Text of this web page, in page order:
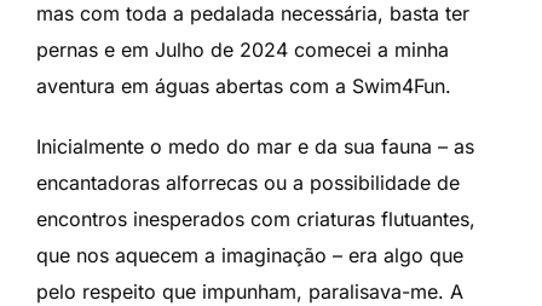
mas com toda a pedalada necessária, basta ter
pernas e em Julho de 2024 comecei a minha
aventura em águas abertas com a Swim4Fun.
Inicialmente o medo do mar e da sua fauna – as
encantadoras alforrecas ou a possibilidade de
encontros inesperados com criaturas flutuantes,
que nos aquecem a imaginação – era algo que
pelo respeito que impunham, paralisava-me. A